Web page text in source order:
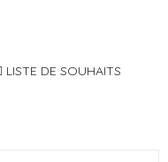
LISTE DE SOUHAITS